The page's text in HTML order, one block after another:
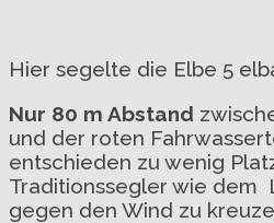
Hier segelte die Elbe 5
Nur 80 m Abstand
und der roten
entschieden zu wenig
Traditionssegler wie dem
gegen den Wind zu